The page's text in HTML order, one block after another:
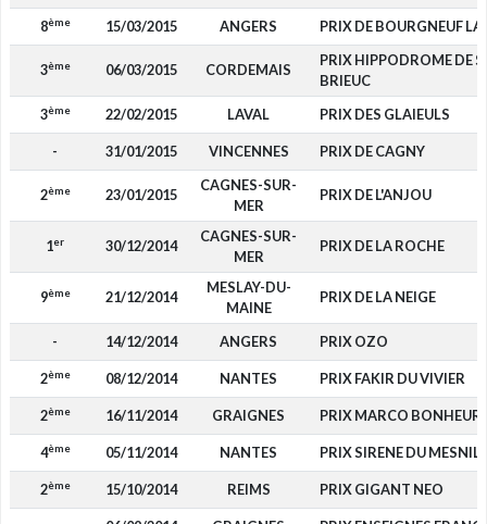
8ème 15/03/2015 ANGERS PRIX DE BOURGNEUF LA
3ème 06/03/2015 CORDEMAIS
PRIX HIPPODROME DE
BRIEUC
3ème 22/02/2015 LAVAL PRIX DES GLAIEULS
- 31/01/2015 VINCENNES PRIX DE CAGNY
2ème 23/01/2015
CAGNES-SUR-
MER
PRIX DE L'ANJOU
1er 30/12/2014
CAGNES-SUR-
MER
PRIX DE LA ROCHE
9ème 21/12/2014
MESLAY-DU-
MAINE
PRIX DE LA NEIGE
- 14/12/2014 ANGERS PRIX OZO
2ème 08/12/2014 NANTES PRIX FAKIR DU VIVIER
2ème 16/11/2014 GRAIGNES PRIX MARCO BONHEUR
4ème 05/11/2014 NANTES PRIX SIRENE DU MESNIL
2ème 15/10/2014 REIMS PRIX GIGANT NEO